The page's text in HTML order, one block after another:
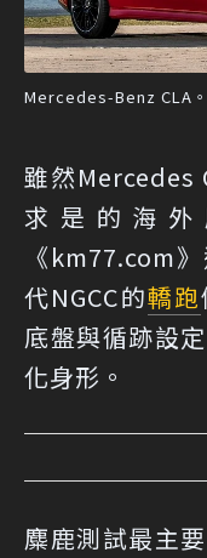
Mercedes-Benz CLA
雖然Mercedes
求是的海
《km77.com
代NGCC的轎跑
底盤與循跡設
化身形。
麋鹿測試最主